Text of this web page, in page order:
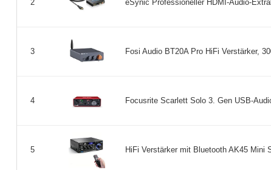
2 eSynic Professioneller HDMI-Audio-
3 Fosi Audio BT20A Pro HiFi Verstärker,
4 Focusrite Scarlett Solo 3. Gen USB-
5 HiFi Verstärker mit Bluetooth AK45 Mini